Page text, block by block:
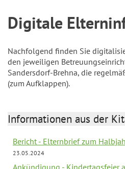
Digitale
Nachfolgend finden Sie
den jeweiligen
Sandersdorf-Brehna, die
(zum Aufklappen).
Informationen aus der
Bericht - Elternbrief zum
23.05.2024
Ankündigung - Kindertagsfeier